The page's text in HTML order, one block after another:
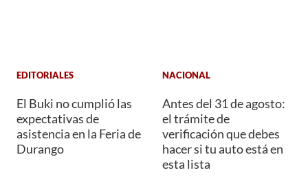
EDITORIALES
El Buki no cumplió las
expectativas de
asistencia en la Feria de
Durango
NACIONAL
Antes del 31 de agosto:
el trámite de
verificación que debes
hacer si tu auto está en
esta lista